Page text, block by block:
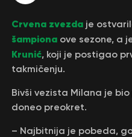
Crvena zvezdaje
šampionaove sezone, a
Krunić, koji je postigao
takmičenju.
Bivši vezista Milana je
doneo preokret.
– Najbitnija je pobeda,